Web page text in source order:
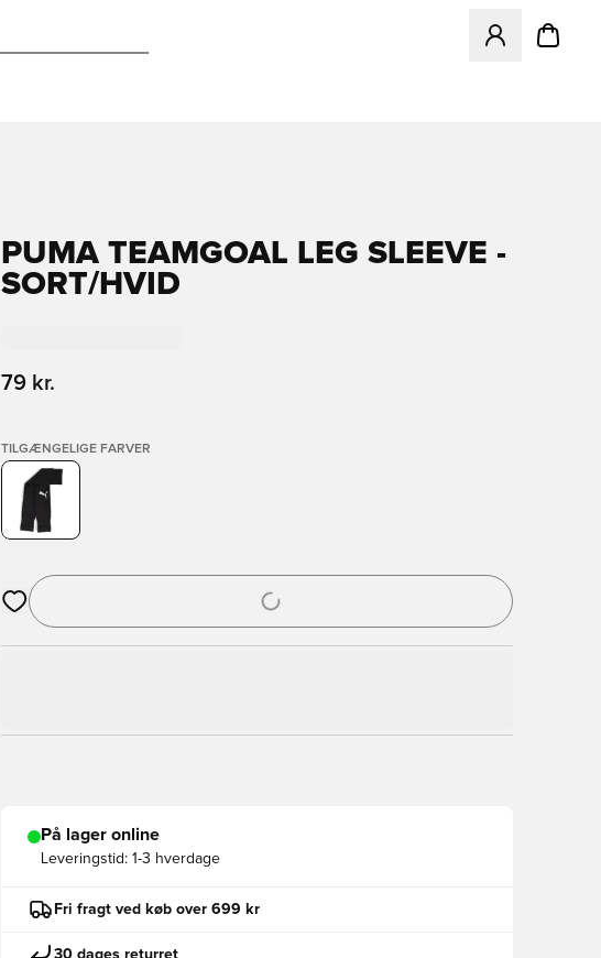
Åbner en
PUMA TEAMGOAL LEG SLEEVE -
SORT/HVID
79 kr.
TILGÆNGELIGE FARVER
Åbner en Modal til at logge ind eller tilmelde dig som medlem
På lager online
Leveringstid: 1-3 hverdage
Fri fragt ved køb over 699 kr
30 dages returret